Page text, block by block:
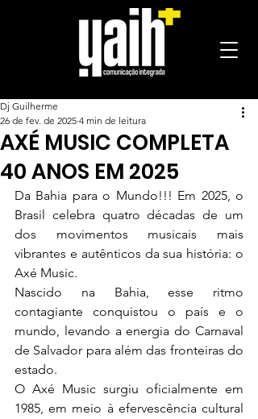
AXÉ MUSIC COMPLETA
40 ANOS EM 2025
Dj Guilherme
26 de fev. de 2025 4 min de leitura
Da Bahia para o Mundo!!! Em 2025, o
Brasil celebra quatro décadas de um
dos movimentos musicais mais
vibrantes e autênticos da sua história: o
Axé Music.
Nascido na Bahia, esse ritmo
contagiante conquistou o país e o
mundo, levando a energia do Carnaval
de Salvador para além das fronteiras do
estado.
O Axé Music surgiu oficialmente em
1985, em meio à efervescência cultural